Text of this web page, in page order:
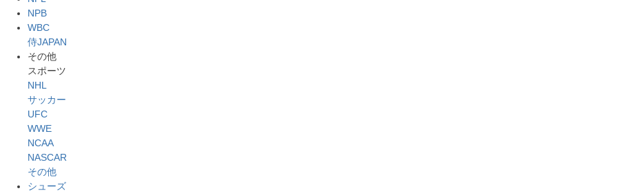
NPB
WBC
侍JAPAN
その他
スポーツ
NHL
サッカー
UFC
WWE
NCAA
NASCAR
その他
シューズ